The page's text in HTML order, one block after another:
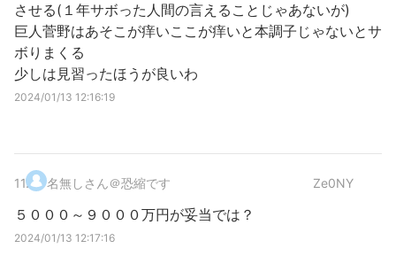
させる(１年サボった人間の言えることじゃあないが)
巨人菅野はあそこが痒いここが痒いと本調子じゃないとサ
ボりまくる
少しは見習ったほうが良いわ
2024/01/13 12:16:19
11. 名無しさん＠恐縮です Ze0NY
５０００～９０００万円が妥当では？
2024/01/13 12:17:16